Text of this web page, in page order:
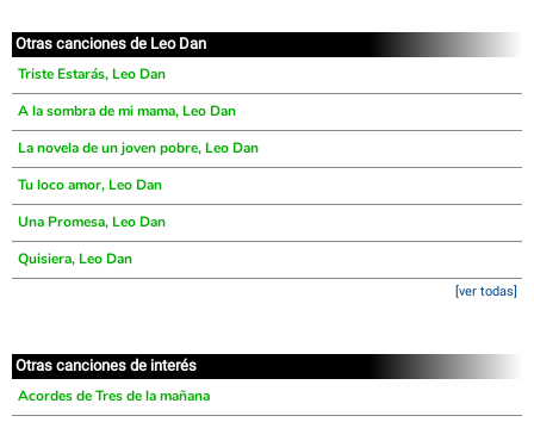
Otras canciones de Leo Dan
Triste Estarás, Leo Dan
A la sombra de mi mama, Leo Dan
La novela de un joven pobre, Leo Dan
Tu loco amor, Leo Dan
Una Promesa, Leo Dan
Quisiera, Leo Dan
[ver todas]
Otras canciones de interés
Acordes de Tres de la mañana